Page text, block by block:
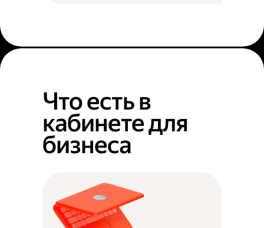
Что есть в
кабинете для
бизнеса